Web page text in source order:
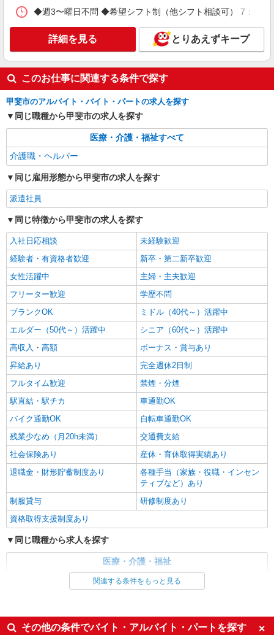
キープ 詳細を見る
株式会社kotrio /●MT-H-2068622
甲斐市のデイサービス♪日勤のみ！残業ゼロで
趣味も満喫
通費全支給(ガソリン代含む)＞
甲斐市内
キープ 詳細を見る
派遣社員
株式会社kotrio /●MT-H-2009257
しいサ高住のSTAFF
通費全支給(ガソリン代含む)＞
甲斐市内 ≪車通勤OK≫
キープ 詳細を見る
派遣社員
株式会社kotrio /●MT-H-1733261
＜甲斐市＞障がい者デイサービスSTAFF＊40
代・50代も活躍中
時給1500円〜2125円 ＜日払い有/週払い有/交
通費全支給(ガソリン代含む)＞
甲斐市内
詳細を見る
◆週3〜曜日不問 ◆希望シフト制（他シフト相談可） 7：
詳細を見る とりあえずキープ
このお仕事に関連する条件で探す
甲斐市のアルバイト・バイト・パートの求人を探す
同じ職種から甲斐市の求人を探す
医療・介護・福祉すべて
介護職・ヘルパー
同じ雇用形態から甲斐市の求人を探す
派遣社員
同じ特徴から甲斐市の求人を探す
入社日応相談
未経験歓迎
経験者・有資格者歓迎
新卒・第二新卒歓迎
女性活躍中
主婦・主夫歓迎
フリーター歓迎
学歴不問
ブランクOK
ミドル（40代～）活躍中
エルダー（50代～）活躍中
シニア（60代～）活躍中
高収入・高額
ボーナス・賞与あり
昇給あり
完全週休2日制
フルタイム歓迎
禁煙・分煙
駅直結・駅チカ
車通勤OK
バイク通勤OK
自転車通勤OK
残業少なめ（月20h未満）
交通費支給
社会保険あり
産休・育休取得実績あり
退職金・財形貯蓄制度あり
各種手当（家族・役職・インセン
ティブなど）あり
制服貸与
研修制度あり
資格取得支援制度あり
同じ職種から求人を探す
医療・介護・福祉
未経験歓迎
ミドル（40代～）活躍中
関連する条件をもっと見る
その他の条件でバイト・アルバイト・パートを探す